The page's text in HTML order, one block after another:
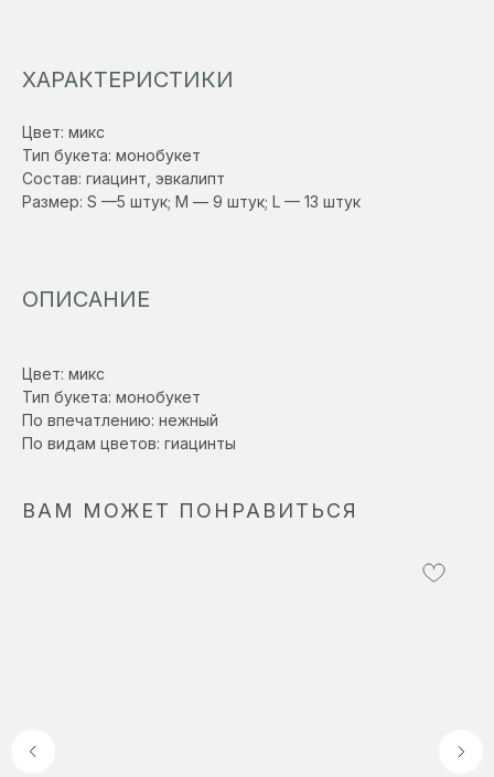
ХАРАКТЕРИСТИКИ
Цвет: микс
Тип букета: монобукет
Состав: гиацинт, эвкалипт
Размер: S —5 штук; М — 9 штук; L — 13 штук
ОПИСАНИЕ
Цвет: микс
Тип букета: монобукет
По впечатлению: нежный
По видам цветов: гиацинты
ВАМ МОЖЕТ ПОНРАВИТЬСЯ